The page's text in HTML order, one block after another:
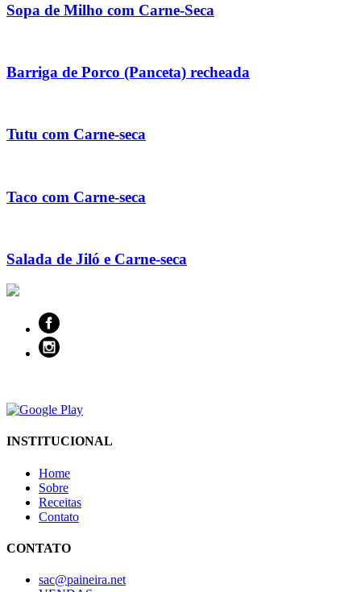
Sopa de Milho com Carne-Seca
Barriga de Porco (Panceta) recheada
Tutu com Carne-seca
Taco com Carne-seca
Salada de Jiló e Carne-seca
INSTITUCIONAL
Home
Sobre
Receitas
Contato
CONTATO
sac@paineira.net